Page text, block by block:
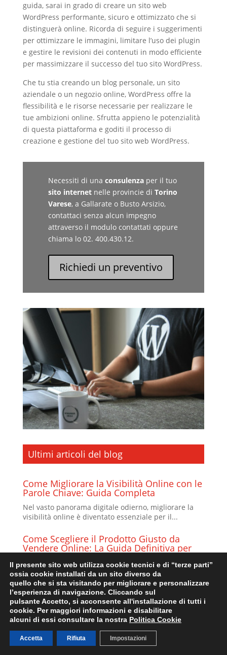
guida, sarai in grado di creare un sito web
WordPress performante, sicuro e ottimizzato che si
distinguerà online. Ricorda di seguire i suggerimenti
per ottimizzare le immagini, limitare l’uso dei plugin
e gestire le revisioni dei contenuti in modo efficiente
per massimizzare il successo del tuo sito WordPress.
Che tu stia creando un blog personale, un sito
aziendale o un negozio online, WordPress offre la
flessibilità e le risorse necessarie per realizzare le
tue ambizioni online. Sfrutta appieno le potenzialità
di questa piattaforma e goditi il processo di
creazione e gestione del tuo sito web WordPress.
Necessiti di una consulenzaper il tuo
sito internetnelle provincie di Torino
Varese, a Gallarate o Busto Arsizio,
contattaci senza alcun impegno
attraverso il modulo contattati oppure
chiama lo 02. 400.430.12.
Richiedi un preventivo
Ultimi articoli del blog
Come Migliorare la Visibilità Online con le
Parole Chiave: Guida Completa
Nel vasto panorama digitale odierno, migliorare la
visibilità online è diventato essenziale per il...
Come Scegliere il Prodotto Giusto da
Vendere Online: La Guida Definitiva per
Entra nel mondo dell'e-commerce con fiducia:
Superare la Sfida della Scelta del Prodotto...
Come Progettare un Sito Web con
Successo: Passaggi Essenziali per la
Realizzazione del Tuo Sito Web
Progettare un sito internet è ben più di un'azione
formale; è una strategia cruciale che richiede...
Il presente sito web utilizza cookie tecnici e di “terze parti”
ossia cookie installati da un sito diverso da
quello che si sta visitando per migliorare e personalizzare
l’esperienza di navigazione. Cliccando sul
pulsante Accetto, si acconsente all'installazione di tutti i
cookie. Per maggiori informazioni e disabilitare
alcuni di essi consultare la nostra Politica Cookie
Accetta Rifiuta Impostazioni